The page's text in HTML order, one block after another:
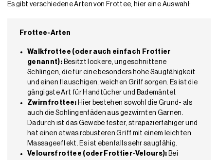
Es gibt verschiedene Arten von Frottee, hier eine Auswahl:
Frottee-Arten
Walkfrottee (oder auch einfach Frottier
genannt): Besitzt lockere, ungeschnittene
Schlingen, die für eine besonders hohe Saugfähigkeit
und einen flauschigen, weichen Griff sorgen. Es ist die
gängigste Art für Handtücher und Bademäntel.
Zwirnfrottee: Hier bestehen sowohl die Grund- als
auch die Schlingenfäden aus gezwirnten Garnen.
Dadurch ist das Gewebe fester, strapazierfähiger und
hat einen etwas robusteren Griff mit einem leichten
Massageeffekt. Es ist ebenfalls sehr saugfähig.
Veloursfrottee (oder Frottier-Velours): Bei